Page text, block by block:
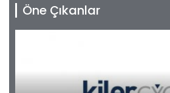
Öne Çıkanlar